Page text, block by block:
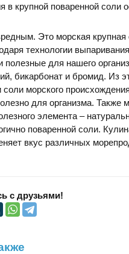
в крупной поваренной соли
Это морская крупная
технологии
для нашего
бикарбонат и бромид. Из
морского
для организма. Также
элемента –
поваренной соли.
вкус различных
с друзьями!